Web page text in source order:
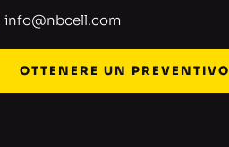
info@nbcell.com
OTTENERE UN PREVENTIVO